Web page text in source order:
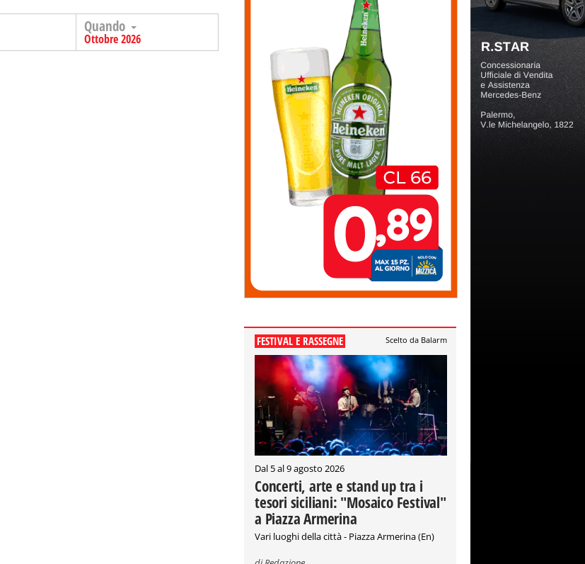
Quando
Ottobre 2026
FESTIVAL E RASSEGNE Scelto da Balarm
Dal 5 al 9 agosto 2026
Concerti, arte e stand up tra i
tesori siciliani: "Mosaico Festival"
a Piazza Armerina
Vari luoghi della città - Piazza Armerina (En)